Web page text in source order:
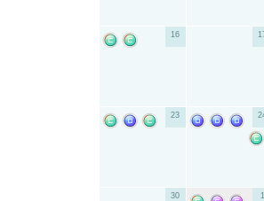
16
23
30 1